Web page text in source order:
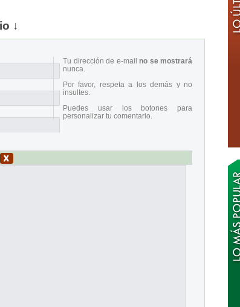
↓
Tu dirección de e-mail no se mostrará
nunca.
Por favor, respeta a los demás y no
insultes.
Puedes usar los botones para
personalizar tu comentario.